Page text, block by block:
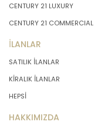
CENTURY 21 LUXURY
CENTURY 21 COMMERCIAL
İLANLAR
SATILIK İLANLAR
KİRALIK İLANLAR
HEPSİ
HAKKIMIZDA